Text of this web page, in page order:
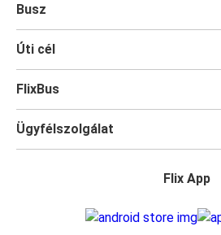
Busz
Úti cél
FlixBus
Ügyfélszolgálat
Flix App